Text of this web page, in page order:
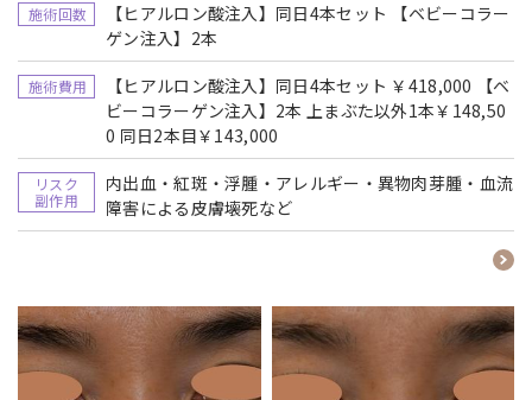
施術回数
【ヒアルロン酸注入】同日4本セット 【ベビーコラー
ゲン注入】2本
施術費用
【ヒアルロン酸注入】同日4本セット ￥418,000 【ベ
ビーコラーゲン注入】2本 上まぶた以外1本￥148,50
0 同日2本目￥143,000
リスク
副作用
内出血・紅斑・浮腫・アレルギー・異物肉芽腫・血流
障害による皮膚壊死など